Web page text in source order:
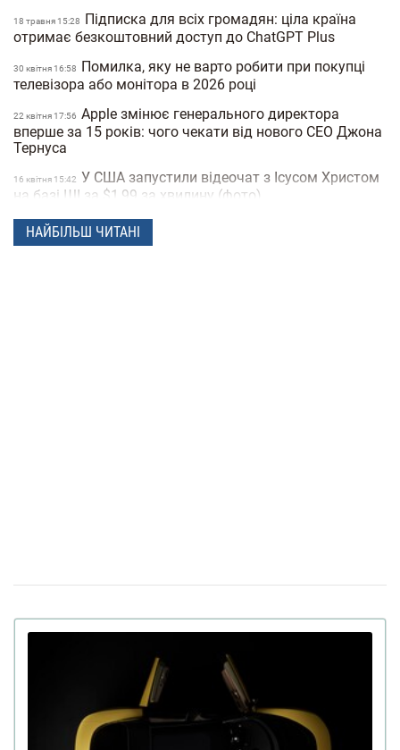
18 травня 15:28
Підписка для всіх громадян: ціла країна
отримає безкоштовний доступ до ChatGPT Plus
30 квiтня 16:58
Помилка, яку не варто робити при покупці
телевізора або монітора в 2026 році
22 квiтня 17:56 Apple змінює генерального директора
вперше за 15 років: чого чекати від нового CEO Джона
Тернуса
16 квiтня 15:42 У США запустили відеочат з Ісусом Христом
на базі ШІ за $1,99 за хвилину (фото)
15 квiтня 16:04
Meta створює ШІ-клон Марка Цукерберга
для спілкування зі співробітниками компанії
пасажирський дрон: ціна та час польоту (фото)
14 сiчня 17:24 Apple інтегрує штучний інтелект Gemini у
персонального помічника Siri за $1 млрд на рік
130 дюймів, на яких не загубляться деталі:
хіт CES 2026 – телевізор Samsung Micro RGB
Російський "Орєшнік" не дістає до Києва з
Білорусі, незважаючи на дальність 5500 км
НАЙБІЛЬШ ЧИТАНІ